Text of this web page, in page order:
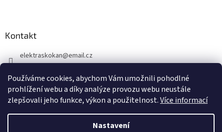
Používáme cookies, abychom Vám umožnili pohodlné
prohlížení webu a díky analýze provozu webu neustále
zlepšovali jeho funkce, výkon a použitelnost.Více informací
Nastavení
Kontakt
elektraskokan@email.cz
+420 737 802 398
Vytvořil Shoptet